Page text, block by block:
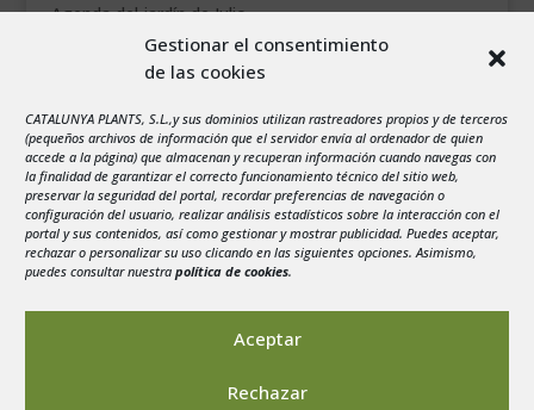
Gestionar el consentimiento
de las cookies
CATALUNYA PLANTS, S.L.,y sus dominios utilizan rastreadores propios y de terceros
(pequeños archivos de información que el servidor envía al ordenador de quien
accede a la página) que almacenan y recuperan información cuando navegas con
la finalidad de garantizar el correcto funcionamiento técnico del sitio web,
preservar la seguridad del portal, recordar preferencias de navegación o
configuración del usuario, realizar análisis estadísticos sobre la interacción con el
portal y sus contenidos, así como gestionar y mostrar publicidad. Puedes aceptar,
rechazar o personalizar su uso clicando en las siguientes opciones. Asimismo,
puedes consultar nuestra política de cookies.
Aceptar
Rechazar
Agenda del jardín de Julio
agosto 2026
1
2
3
4 5 6 7 8
9
10
11 12 13 14 15
16
17
18 19 20 21 22
23
24
25 26 27